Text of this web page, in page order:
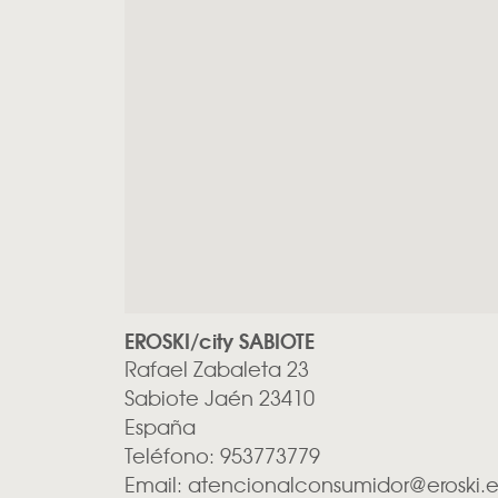
EROSKI/city SABIOTE
Rafael Zabaleta 23
Sabiote Jaén 23410
España
Teléfono: 953773779
Email: